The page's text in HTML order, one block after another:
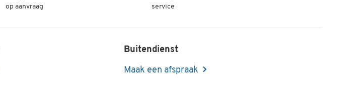
op aanvraag
service
Buitendienst
Maak een afspraak